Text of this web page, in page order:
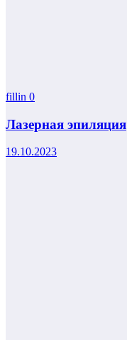
fillin 0
Лазерная эпиляция
19.10.2023